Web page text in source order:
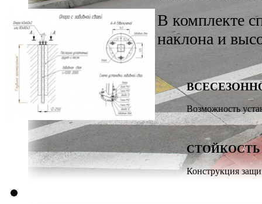
В комплекте
наклона и
Возможность
СТОЙКОСТЬ
Конструкция